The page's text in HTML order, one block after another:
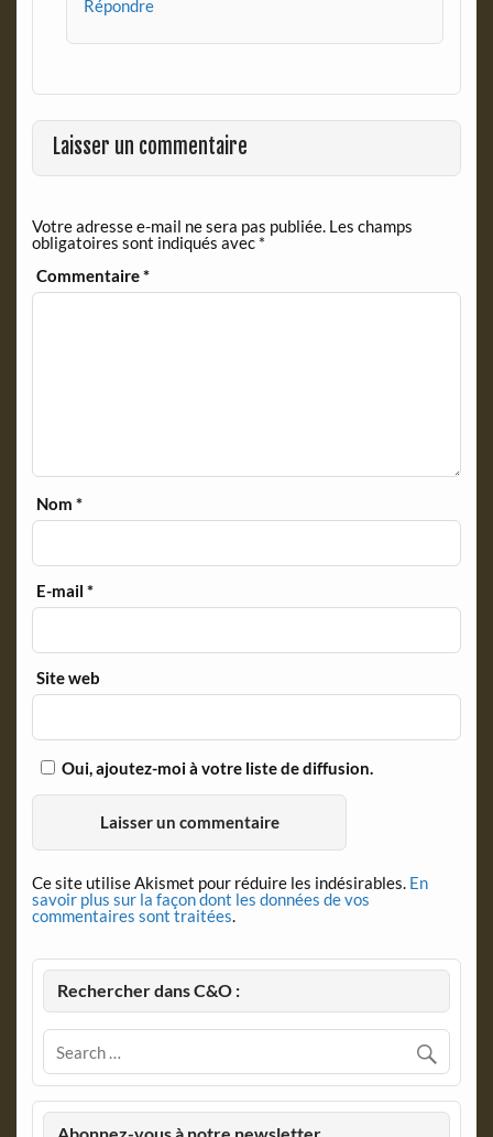
Répondre
Laisser un commentaire
Votre adresse e-mail ne sera pas publiée. Les champs
obligatoires sont indiqués avec *
Commentaire*
Nom*
E-mail*
Site web
Oui, ajoutez-moi à votre liste de diffusion.
Ce site utilise Akismet pour réduire les indésirables. En
savoir plus sur la façon dont les données de vos
commentaires sont traitées.
Rechercher dans C&O :